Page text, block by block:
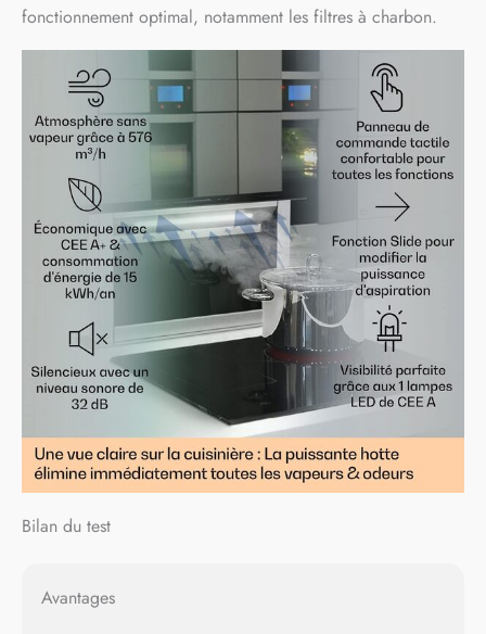
fonctionnement optimal, notamment les filtres à charbon.
Bilan du test
Avantages